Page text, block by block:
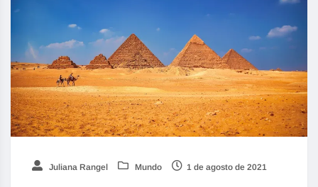
Juliana Rangel Mundo 1 de agosto de 2021